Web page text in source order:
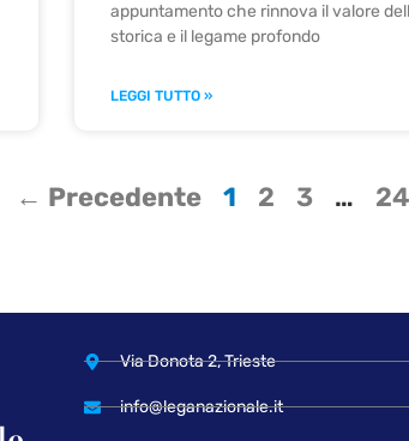
appuntamento che rinnova il valore
storica e il legame profondo
LEGGI TUTTO »
← Precedente 1 2 3 … 24
Via Donota 2, Trieste
info@leganazionale.it